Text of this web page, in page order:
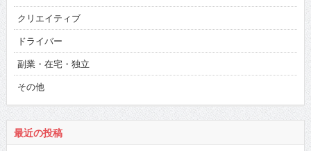
クリエイティブ
ドライバー
副業・在宅・独立
その他
最近の投稿